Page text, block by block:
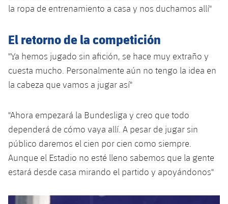
la ropa de entrenamiento a casa y nos duchamos allí"
El retorno de la competición
"Ya hemos jugado sin afición, se hace muy extraño y
cuesta mucho. Personalmente aún no tengo la idea en
la cabeza que vamos a jugar así"
"Ahora empezará la Bundesliga y creo que todo
dependerá de cómo vaya allí. A pesar de jugar sin
público daremos el cien por cien como siempre.
Aunque el Estadio no esté lleno sabemos que la gente
estará desde casa mirando el partido y apoyándonos"